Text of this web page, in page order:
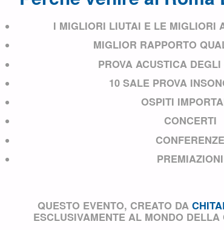
I MIGLIORI LIUTAI E LE MIGLIORI
MIGLIOR RAPPORTO
PROVA ACUSTICA
10 SALE PROVA
OSPITI
CONCERTI
CONFERENZE
PREMIAZIONI
QUESTO EVENTO, CREATO DA
ESCLUSIVAMENTE AL MONDO